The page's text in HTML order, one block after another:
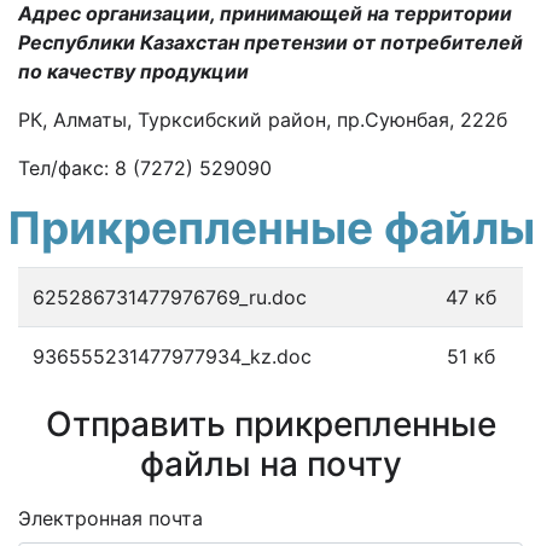
Адрес организации, принимающей на территории
Республики Казахстан претензии от потребителей
по качеству продукции
РК, Алматы, Турксибский район, пр.Суюнбая, 222б
Тел/факс: 8 (7272) 529090
Прикрепленные файлы
625286731477976769_ru.doc 47 кб
936555231477977934_kz.doc 51 кб
Отправить прикрепленные
файлы на почту
Электронная почта